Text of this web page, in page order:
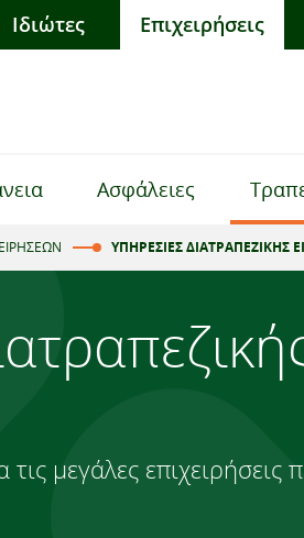
Ιδιώτες Επιχειρήσεις
Ασφάλειες
ΥΠΗΡΕΣΙΕΣ ΔΙΑΤΡΑΠΕΖΙΚΗΣ
τις μεγάλες